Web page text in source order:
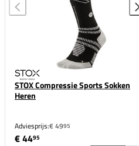
STOX Compressie Sports Sokken
Heren
Adviesprijs:€ 4995
€ 4495